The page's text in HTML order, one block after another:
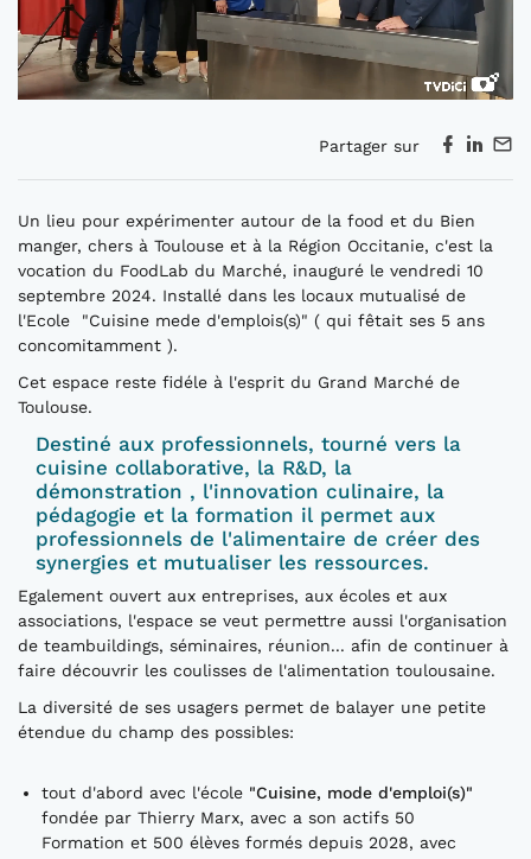
Partager sur
Un lieu pour expérimenter autour de la food et du Bien
manger, chers à Toulouse et à la Région Occitanie, c'est la
vocation du FoodLab du Marché, inauguré le vendredi 10
septembre 2024. Installé dans les locaux mutualisé de
l'Ecole "Cuisine mede d'emplois(s)" ( qui fêtait ses 5 ans
concomitamment ).
Cet espace reste fidéle à l'esprit du Grand Marché de
Toulouse.
Destiné aux professionnels, tourné vers la
cuisine collaborative, la R&D, la
démonstration , l'innovation culinaire, la
pédagogie et la formation il permet aux
professionnels de l'alimentaire de créer des
synergies et mutualiser les ressources.
Egalement ouvert aux entreprises, aux écoles et aux
associations, l'espace se veut permettre aussi l'organisation
de teambuildings, séminaires, réunion... afin de continuer à
faire découvrir les coulisses de l'alimentation toulousaine.
La diversité de ses usagers permet de balayer une petite
étendue du champ des possibles:
tout d'abord avec l'école "Cuisine, mode d'emploi(s)"
fondée par Thierry Marx, avec a son actifs 50
Formation et 500 élèves formés depuis 2028, avec